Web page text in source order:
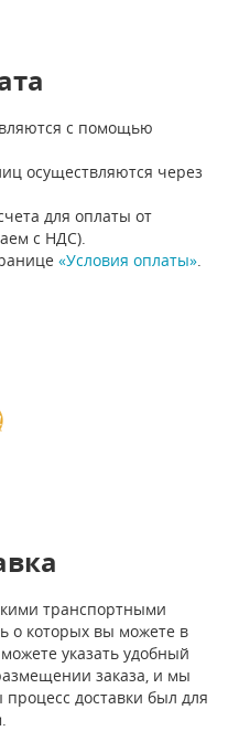
с помощью
осуществляются через
для оплаты от
с НДС).
«Условия оплаты».
транспортными
о которых вы можете в
указать удобный
заказа, и мы
доставки был для